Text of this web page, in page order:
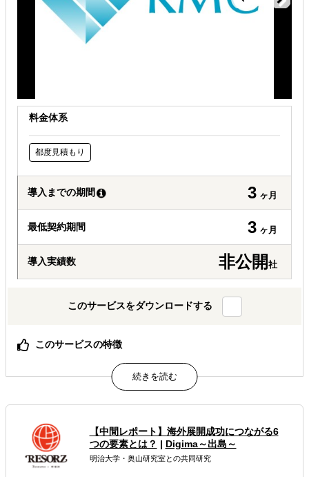
オンラインで販路開拓したい
料金体系
都度見積もり
導入までの期間 3 ヶ月
最低契約期間 3 ヶ月
導入実績数 非公開 社
このサービスをダウンロードする
このサービスの特徴
海外ビジネスのご成功に向けて、企業様のご要望に沿った
形で伴走型サポートを致します。
属するジャンル
海外進出コンサルティング
販路拡大（営業代行・販売代理店探し）
【中間レポート】海外展開成功につながる6
つの要素とは？ | Digima～出島～
明治大学・奥山研究室との共同研究